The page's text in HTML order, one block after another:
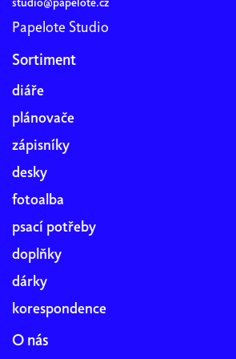
studio@papelote.cz
Papelote Studio
Sortiment
diáře
plánovače
zápisníky
desky
fotoalba
psací potřeby
doplňky
dárky
korespondence
O nás